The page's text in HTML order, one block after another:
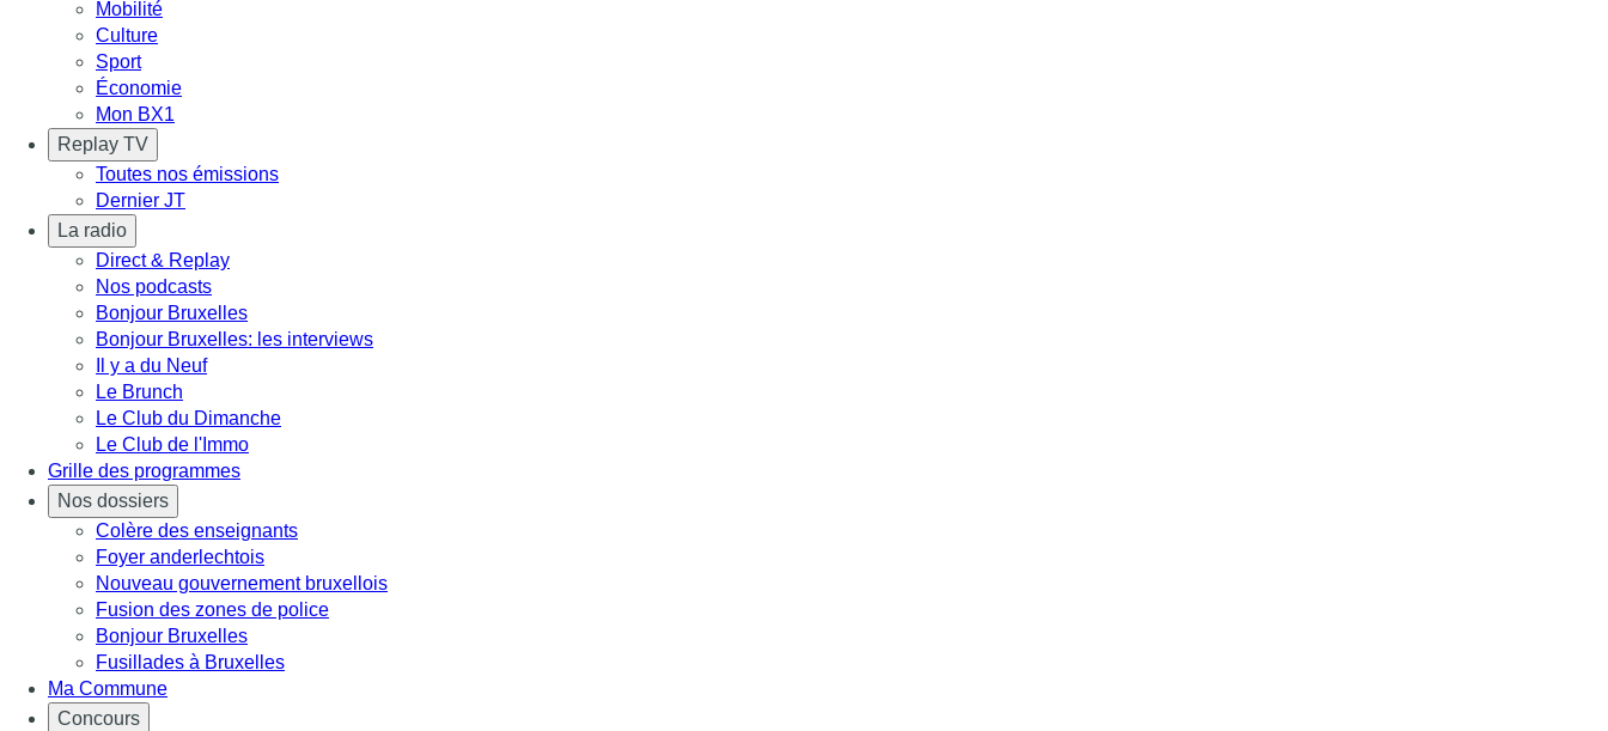
Mobilité
Culture
Sport
Économie
Mon BX1
Replay TV
Toutes nos émissions
Dernier JT
La radio
Direct & Replay
Nos podcasts
Bonjour Bruxelles
Bonjour Bruxelles: les interviews
Il y a du Neuf
Le Brunch
Le Club du Dimanche
Le Club de l'Immo
Grille des programmes
Nos dossiers
Colère des enseignants
Foyer anderlechtois
Nouveau gouvernement bruxellois
Fusion des zones de police
Bonjour Bruxelles
Fusillades à Bruxelles
Ma Commune
Concours